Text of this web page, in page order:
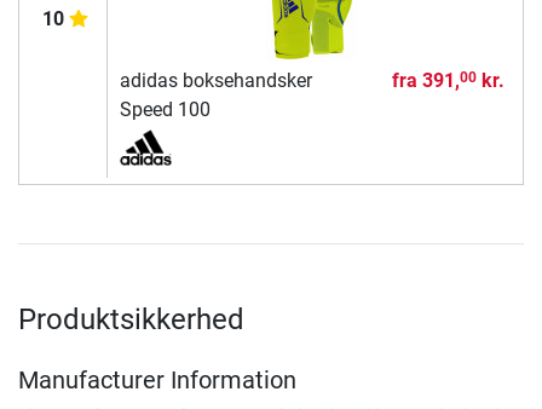
10
adidas boksehandsker
Speed 100
fra 391,00kr.
Produktsikkerhed
Manufacturer Information